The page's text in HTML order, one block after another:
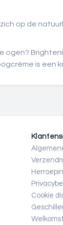
op de
is
Cookie